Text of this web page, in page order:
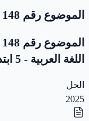
الموضوع رقم 148
اللغة العربية - 5 ابتدائي
الحل
2025